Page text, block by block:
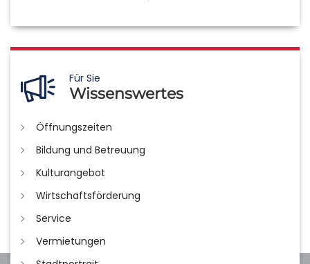
Für Sie
Wissenswertes
Öffnungszeiten
Bildung und Betreuung
Kulturangebot
Wirtschaftsförderung
Service
Vermietungen